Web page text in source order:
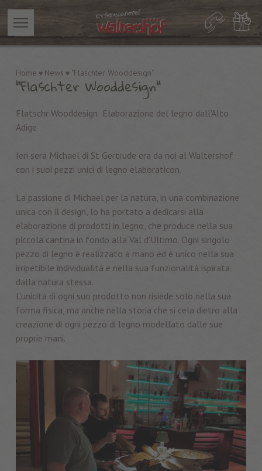
Home News "Flaschter Wooddesign"
"Flaschter Wooddesign"
Flatschr Wooddesign Elaborazione del legno dall'Alto
Adige
Ieri sera Michael di St Gertrude era da noi al Waltershof
con i suoi pezzi unici di legno elaboraticon.
La passione di Michael per la natura, in una combinazione
unica con il design, lo ha portato a dedicarsi alla
elaborazione di prodotti in legno, che produce nella sua
piccola cantina in fondo alla Val d'Ultimo. Ogni singolo
pezzo di legno è realizzato a mano ed è unico nella sua
irripetibile individualità e nella sua funzionalità ispirata
dalla natura stessa.
L'unicità di ogni suo prodotto non risiede solo nella sua
forma fisica, ma anche nella storia che si cela dietro alla
creazione di ogni pezzo di legno modellato dalle sue
proprie mani.